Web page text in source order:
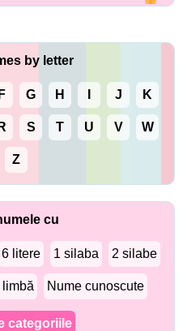
by letter
F G H J K
R S T U V W
Z
cu
6 litere 1 silaba 2 silabe
Nume cunoscute
categoriile